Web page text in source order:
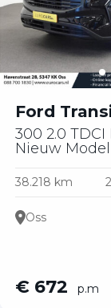
Ford
300 2.0 TDCI
Nieuw
38.218 km
Oss
€ 672 p.m